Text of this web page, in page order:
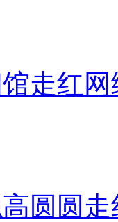
走红网
圆圆走